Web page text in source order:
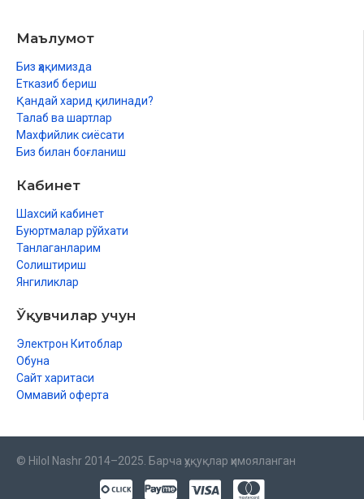
Маълумот
Биз ҳақимизда
Етказиб бериш
Қандай харид қилинади?
Талаб ва шартлар
Махфийлик сиёсати
Биз билан боғланиш
Кабинет
Шахсий кабинет
Буюртмалар рўйхати
Танлаганларим
Солиштириш
Янгиликлар
Ўқувчилар учун
Электрон Китоблар
Обуна
Сайт харитаси
Оммавий оферта
© Hilol Nashr 2014–2025. Барча ҳуқуқлар ҳимояланган